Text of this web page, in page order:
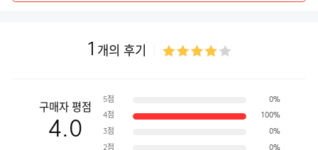
1 개의 후기
구매자 평점
4.0
5점 0%
4점 100%
3점 0%
2점 0%